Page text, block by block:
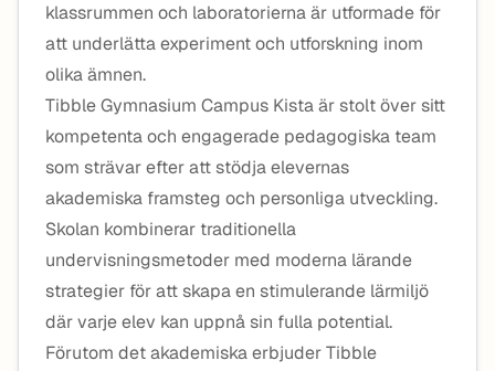
klassrummen och laboratorierna är utformade för
att underlätta experiment och utforskning inom
olika ämnen.
Tibble Gymnasium Campus Kista är stolt över sitt
kompetenta och engagerade pedagogiska team
som strävar efter att stödja elevernas
akademiska framsteg och personliga utveckling.
Skolan kombinerar traditionella
undervisningsmetoder med moderna lärande
strategier för att skapa en stimulerande lärmiljö
där varje elev kan uppnå sin fulla potential.
Förutom det akademiska erbjuder Tibble